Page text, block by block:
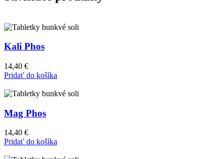
Kali Phos
14,40 €
Pridať do košíka
Mag Phos
14,40 €
Pridať do košíka